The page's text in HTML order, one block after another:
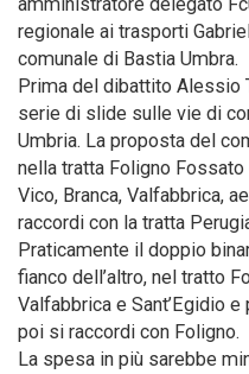
regionale ai trasporti
comunale di Bastia Umbra.
Prima del dibattito Alessio
serie di slide sulle vie di
Umbria. La proposta del
nella tratta Foligno
Vico, Branca, Valfabbrica,
raccordi con la tratta
Praticamente il doppio
fianco dell’altro, nel tratto
Valfabbrica e Sant’Egidio
poi si raccordi con Foligno.
La spesa in più sarebbe